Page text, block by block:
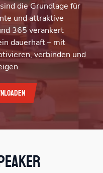
die Grundlage für
und attraktive
365 verankert
dauerhaft – mit
verbinden und